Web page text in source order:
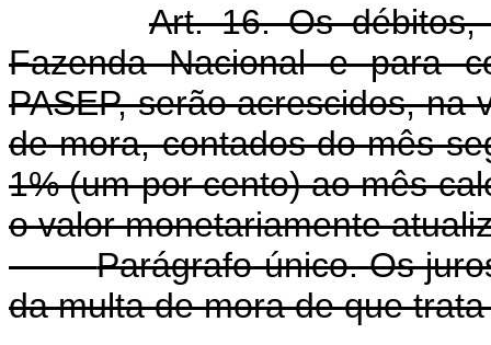
Art. 16. Os
Fazenda Nacional e para
PASEP, serão acrescidos, na
de mora, contados do mês
1% (um por cento) ao mês
o valor monetariamente
Parágrafo único. Os
da multa de mora de que